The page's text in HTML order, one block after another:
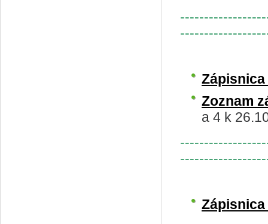
Zápisnica
Zoznam
a 4 k
Zápisnica